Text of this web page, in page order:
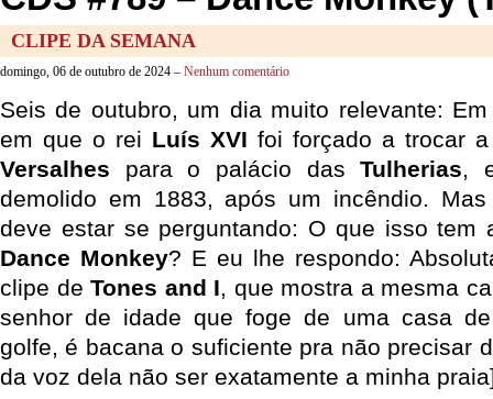
CLIPE DA SEMANA
domingo, 06 de outubro de 2024 – Nenhum comentário
Seis de outubro, um dia muito relevante:
em que o rei Luís XVI foi forçado a trocar
Versalhes para o palácio dasTulherias,
demolido em 1883, após um incêndio.
deve estar se perguntando: O que isso tem
Dance Monkey? E eu lhe respondo:
clipe deTones and I, que mostra a mesma
senhor de idade que foge de uma casa de
golfe, é bacana o suficiente pra não precisar
da voz dela não ser exatamente a minha